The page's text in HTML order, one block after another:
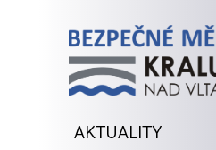
AKTUALITY